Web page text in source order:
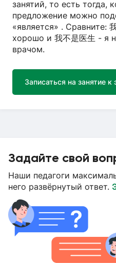
занятий, то есть тогда,
предложение можно
«является» . Сравните:
хорошо и 我不是医生 - я
врачом.
Записаться на занятие к
Задайте свой
Наши педагоги
него развёрнутый ответ.